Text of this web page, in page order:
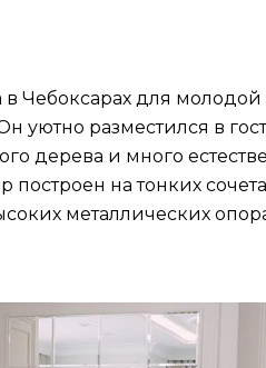
Чебоксарах для
разместился в
дерева и много
на тонких
металлических